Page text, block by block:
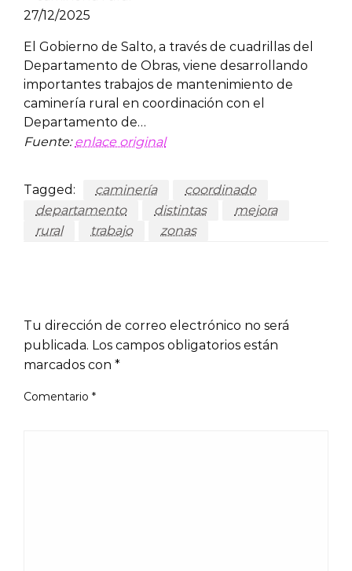
27/12/2025
El Gobierno de Salto, a través de cuadrillas del
Departamento de Obras, viene desarrollando
importantes trabajos de mantenimiento de
caminería rural en coordinación con el
Departamento de…
Fuente:enlace original
Tagged: caminería
coordinado
departamento
distintas
mejora
rural
trabajo zonas
Tu dirección de correo electrónico no será
publicada. Los campos obligatorios están
marcados con *
Comentario *